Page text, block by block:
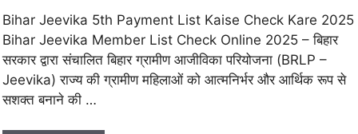
Bihar Jeevika 5th Payment List Kaise Check Kare 2025
Bihar Jeevika Member List Check Online 2025 – बिहार
सरकार द्वारा संचालित बिहार ग्रामीण आजीविका परियोजना (BRLP –
Jeevika) राज्य की ग्रामीण महिलाओं को आत्मनिर्भर और आर्थिक रूप से
सशक्त बनाने की …